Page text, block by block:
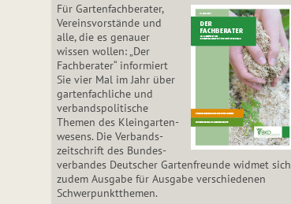
Für Gartenfachberater,
Vereinsvorstände und
alle, die es genauer
wissen wollen: „Der
Fachberater“ informiert
Sie vier Mal im Jahr über
gartenfachliche und
verbandspolitische
Themen des Klein­gar­ten­
wesens. Die Ver­bands­
zeit­schrift des Bun­des­
ver­ban­des Deutscher Gartenfreunde widmet sich
zudem Ausgabe für Ausgabe verschiedenen
Schwer­punkt­the­men.